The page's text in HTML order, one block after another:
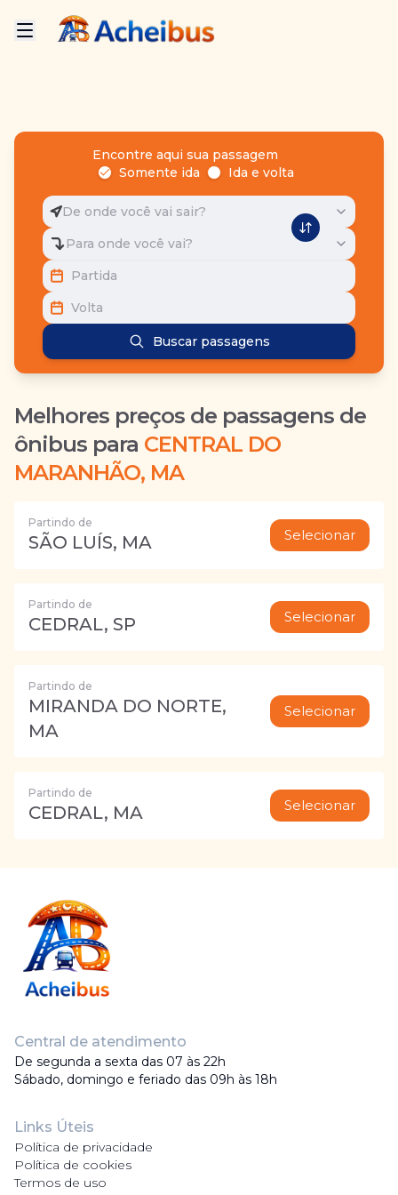
Encontre aqui sua passagem
Somente ida
Ida e volta
De onde você vai sair?
Para onde você vai?
Partida
Volta
Buscar passagens
Melhores preços de passagens de
ônibus para CENTRAL DO
MARANHÃO, MA
Partindo de
SÃO LUÍS, MA Selecionar
Partindo de
CEDRAL, SP Selecionar
Partindo de
MIRANDA DO NORTE,
MA
Selecionar
Partindo de
CEDRAL, MA Selecionar
Central de atendimento
De segunda a sexta das 07 às 22h
Sábado, domingo e feriado das 09h às 18h
Links Úteis
Política de privacidade
Política de cookies
Termos de uso